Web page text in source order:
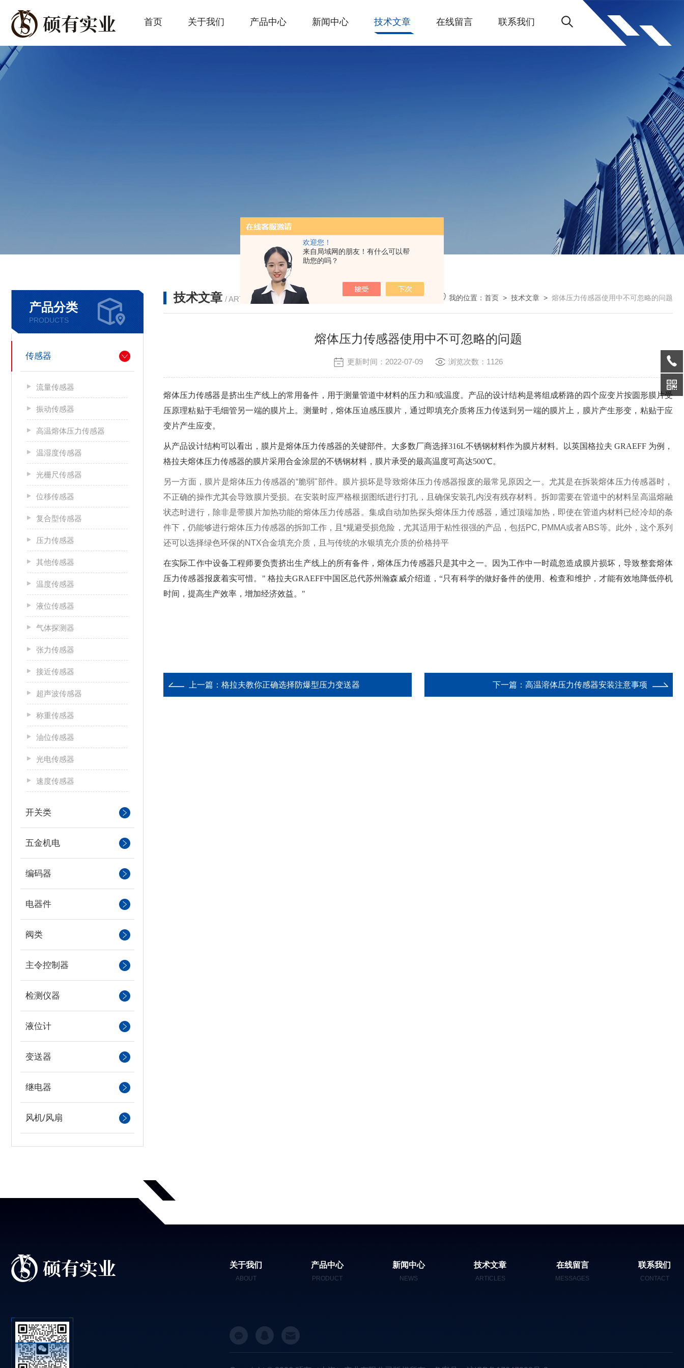
欢迎您！
来自局域网的朋友！有什么可以帮
助您的吗？
首页 关于我们 产品中心 新闻中心 技术文章 在线留言 联系我们
产品分类
PRODUCTS
传感器
流量传感器
振动传感器
高温熔体压力传感器
温湿度传感器
光栅尺传感器
位移传感器
复合型传感器
压力传感器
其他传感器
温度传感器
液位传感器
气体探测器
张力传感器
接近传感器
超声波传感器
称重传感器
油位传感器
光电传感器
速度传感器
开关类
五金机电
编码器
电器件
阀类
主令控制器
检测仪器
液位计
变送器
继电器
风机/风扇
技术文章 / ARTICLE 我的位置： 首页 > 技术文章 > 熔体压力传感器使用中不可忽略的问题
熔体压力传感器使用中不可忽略的问题
更新时间：2022-07-09 浏览次数：1126
熔体压力传感器是挤出生产线上的常用备件，用于测量管道中材料的压力和/或温度。产品的设计结构是将组成桥路的四个应变片按圆形膜片受
压原理粘贴于毛细管另一端的膜片上。测量时，熔体压迫感压膜片，通过即填充介质将压力传送到另一端的膜片上，膜片产生形变，粘贴于应
变片产生应变。
从产品设计结构可以看出，膜片是熔体压力传感器的关键部件。大多数厂商选择316L不锈钢材料作为膜片材料。以英国格拉夫 GRAEFF 为例，
格拉夫熔体压力传感器的膜片采用合金涂层的不锈钢材料，膜片承受的最高温度可高达500℃。
另一方面，膜片是熔体压力传感器的“脆弱"部件。膜片损坏是导致熔体压力传感器报废的最常见原因之一。尤其是在拆装熔体压力传感器时，
不正确的操作尤其会导致膜片受损。在安装时应严格根据图纸进行打孔，且确保安装孔内没有残存材料。拆卸需要在管道中的材料呈高温熔融
状态时进行，除非是带膜片加热功能的熔体压力传感器。集成自动加热探头熔体压力传感器，通过顶端加热，即使在管道内材料已经冷却的条
件下，仍能够进行熔体压力传感器的拆卸工作，且*规避受损危险，尤其适用于粘性很强的产品，包括PC, PMMA或者ABS等。此外，这个系列
还可以选择绿色环保的NTX合金填充介质，且与传统的水银填充介质的价格持平
在实际工作中设备工程师要负责挤出生产线上的所有备件，熔体压力传感器只是其中之一。因为工作中一时疏忽造成膜片损坏，导致整套熔体
压力传感器报废着实可惜。" 格拉夫GRAEFF中国区总代苏州瀚森威介绍道，“只有科学的做好备件的使用、检查和维护，才能有效地降低停机
时间，提高生产效率，增加经济效益。"
上一篇： 格拉夫教你正确选择防爆型压力变送器 下一篇： 高温溶体压力传感器安装注意事项
关于我们
ABOUT
产品中心
PRODUCT
新闻中心
NEWS
技术文章
ARTICLES
在线留言
MESSAGES
联系我们
CONTACT